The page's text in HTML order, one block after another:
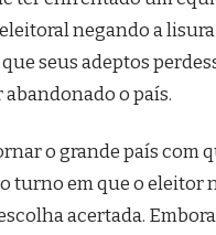
negando a
seus adeptos
o país.
o grande país com
turno em que o eleitor
acertada.